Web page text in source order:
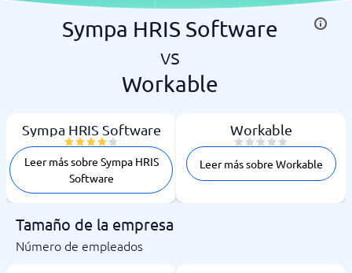
Sympa HRIS Software
vs
Workable
Sympa HRIS Software
Leer más sobre Sympa HRIS
Software
Workable
Leer más sobre Workable
Tamaño de la empresa
Número de empleados